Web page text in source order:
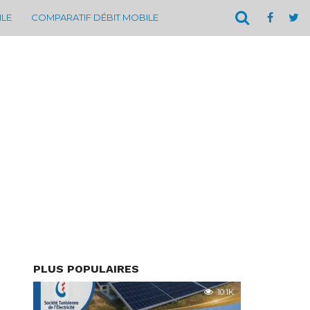
COMPARATIF DÉBIT MOBILE
PLUS POPULAIRES
10.1K